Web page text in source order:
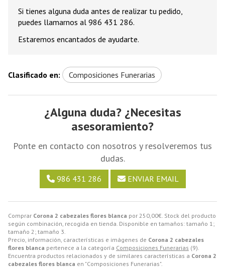
Comprar Corona 2 cabezales flores blanca por 250,00€. Stock del producto
según combinación, recogida en tienda. Disponible en tamaños: tamaño 1;
tamaño 2; tamaño 3.
Precio, información, características e imágenes de Corona 2 cabezales
flores blanca pertenece a la categoría Composiciones Funerarias (9).
Encuentra productos relacionados y de similares características a Corona 2
cabezales flores blanca en "Composiciones Funerarias".
Si tienes alguna duda antes de realizar tu pedido,
puedes llamarnos al 986 431 286.
Estaremos encantados de ayudarte.
Clasificado en: Composiciones Funerarias
¿Alguna duda? ¿Necesitas
asesoramiento?
Ponte en contacto con nosotros y resolveremos tus
dudas.
986 431 286 ENVIAR EMAIL